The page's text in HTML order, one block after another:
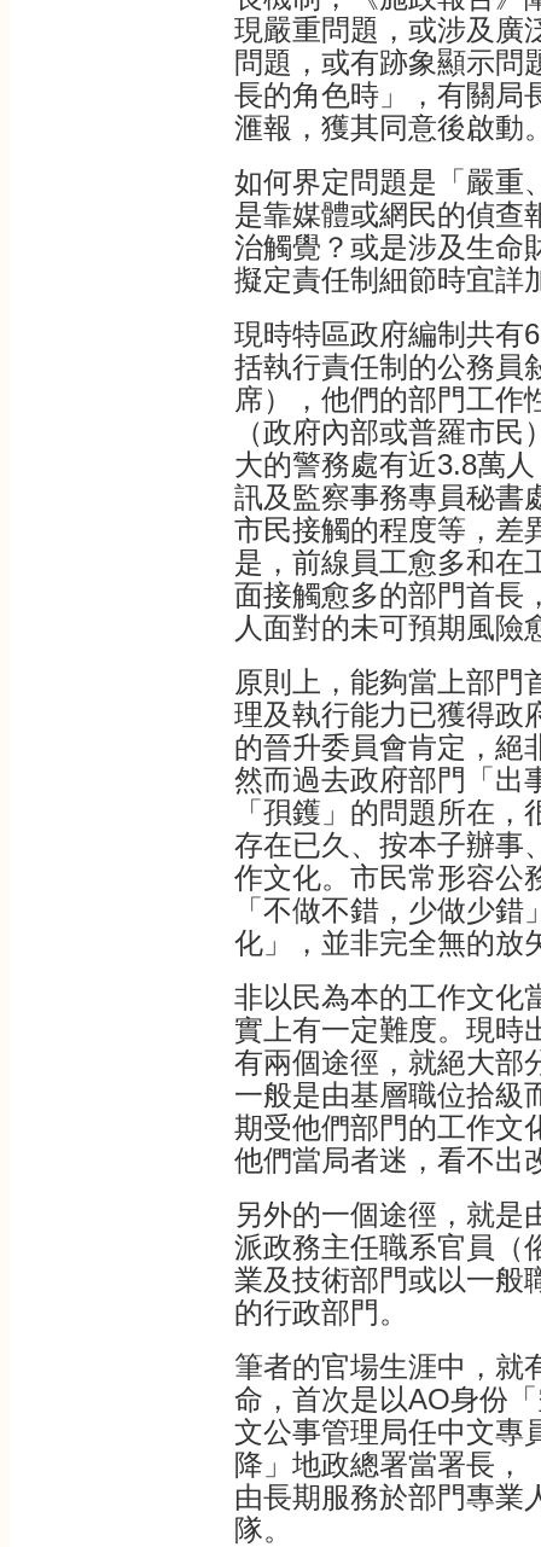
現嚴重問題，或涉及廣
問題，或有跡象顯示問
長的角色時」，有關局
滙報，獲其同意後啟動
如何界定問題是「嚴重
是靠媒體或網民的偵查
治觸覺？或是涉及生命
擬定責任制細節時宜詳
現時特區政府編制共有
括執行責任制的公務員
席），他們的部門工作
（政府內部或普羅市
大的警務處有近3.8萬
訊及監察事務專員秘書
市民接觸的程度等，差
是，前線員工愈多和在
面接觸愈多的部門首長
人面對的未可預期風險
原則上，能夠當上部門
理及執行能力已獲得政
的晉升委員會肯定，絕
然而過去政府部門「出
「孭鑊」的問題所在
存在已久、按本子辦事
作文化。市民常形容公
「不做不錯，少做少錯
化」，並非完全無的放
非以民為本的工作文化
實上有一定難度。現時
有兩個途徑，就絕大部
一般是由基層職位拾級
期受他們部門的工作文
他們當局者迷，看不出
另外的一個途徑，就是
派政務主任職系官員（
業及技術部門或以一般
的行政部門。
筆者的官場生涯中，就
命，首次是以AO身份
文公事管理局任中文專
降」地政總署當署長，
由長期服務於部門專業
隊。